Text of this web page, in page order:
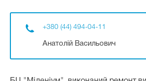
+380 (44) 494-04-11
Анатолій Васильович